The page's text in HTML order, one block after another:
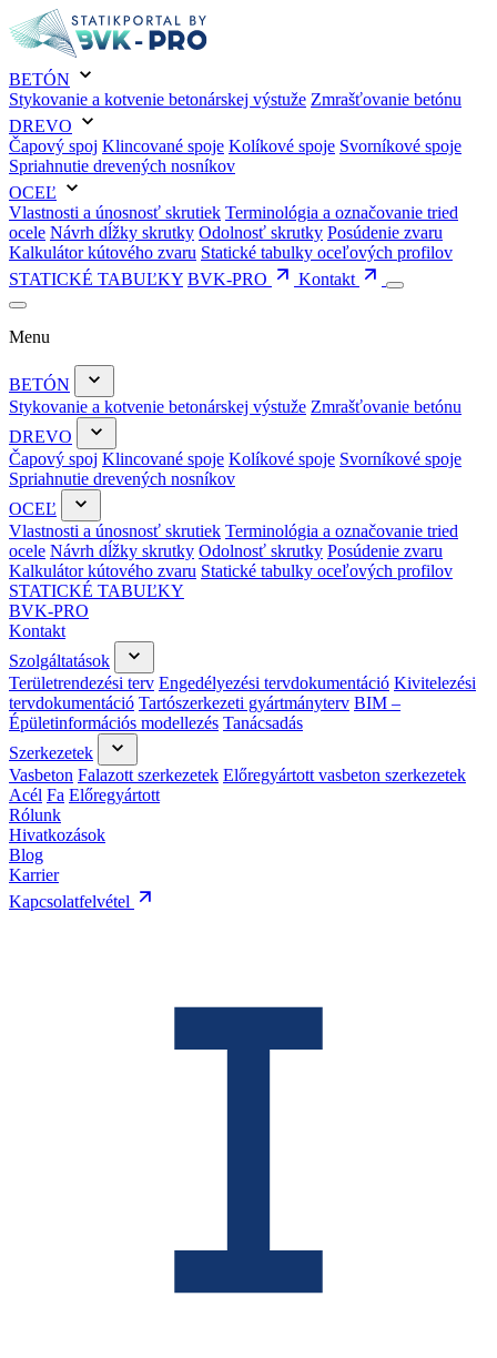
BETÓN
Stykovanie a kotvenie betonárskej výstuže Zmrašťovanie betónu
DREVO
Čapový spoj Klincované spoje Kolíkové spoje Svorníkové spoje
Spriahnutie drevených nosníkov
OCEĽ
Vlastnosti a únosnosť skrutiek Terminológia a označovanie tried
ocele Návrh dĺžky skrutky Odolnosť skrutky Posúdenie zvaru
Kalkulátor kútového zvaru Statické tabulky oceľových profilov
STATICKÉ TABUĽKY BVK-PRO Kontakt
Menu
BETÓN
Stykovanie a kotvenie betonárskej výstuže Zmrašťovanie betónu
DREVO
Čapový spoj Klincované spoje Kolíkové spoje Svorníkové spoje
Spriahnutie drevených nosníkov
OCEĽ
Vlastnosti a únosnosť skrutiek Terminológia a označovanie tried
ocele Návrh dĺžky skrutky Odolnosť skrutky Posúdenie zvaru
Kalkulátor kútového zvaru Statické tabulky oceľových profilov
STATICKÉ TABUĽKY
BVK-PRO
Kontakt
Szolgáltatások
Területrendezési terv Engedélyezési tervdokumentáció Kivitelezési
tervdokumentáció Tartószerkezeti gyártmányterv BIM –
Épületinformációs modellezés Tanácsadás
Szerkezetek
Vasbeton Falazott szerkezetek Előregyártott vasbeton szerkezetek
Acél Fa Előregyártott
Rólunk
Hivatkozások
Blog
Karrier
Kapcsolatfelvétel